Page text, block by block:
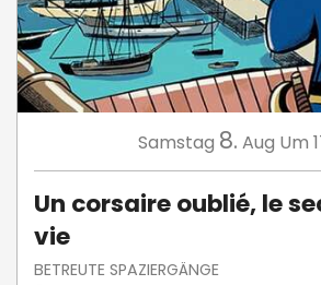
Samstag 8. Aug Um
Un corsaire oublié, le
vie
BETREUTE SPAZIERGÄNGE